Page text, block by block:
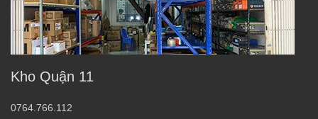
Kho Quận 11
0764.766.112